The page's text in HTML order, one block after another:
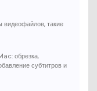
видеофайлов, такие
обрезка,
субтитров и